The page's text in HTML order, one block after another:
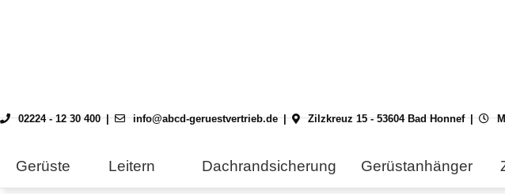
02224 - 12 30 400 info@abcd-geruestvertrieb.de Zilzkreuz 15 - 53604 Bad Honnef
Gerüste Leitern Dachrandsicherung Gerüstanhänger